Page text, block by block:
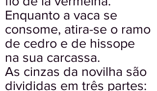
Enquanto a vaca se
consome, atira-se o ramo
de cedro e de hissope
na sua carcassa.
As cinzas da novilha são
divididas em três partes: